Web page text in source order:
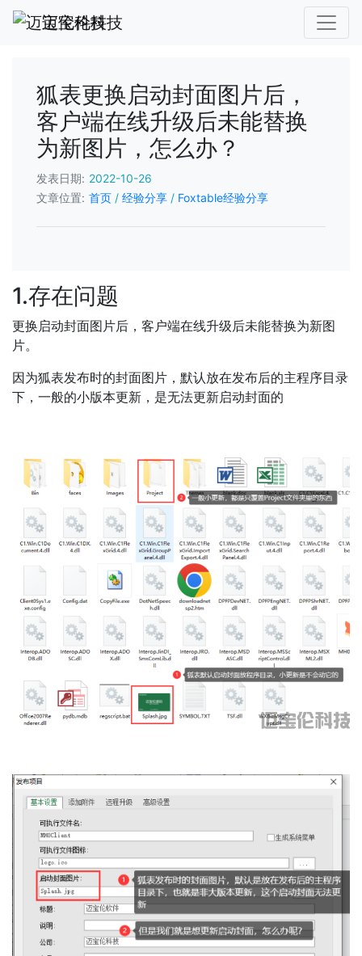
迈宝伦科技
狐表更换启动封面图片后，
客户端在线升级后未能替换
为新图片，怎么办？
发表日期: 2022-10-26
文章位置: 首页 / 经验分享 / Foxtable经验分享
1.存在问题
更换启动封面图片后，客户端在线升级后未能替换为新图
片。
因为狐表发布时的封面图片，默认放在发布后的主程序目录
下，一般的小版本更新，是无法更新启动封面的